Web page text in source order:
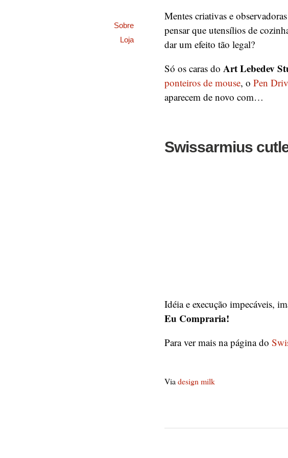
Mentes criativas e
pensar que utensílios de
dar um efeito tão legal?
Só os caras do Art Lebedev
ponteiros de mouse, o Pen
aparecem de novo com…
Swissarmius
Idéia e execução impecáveis,
Eu Compraria!
Para ver mais na página do
Via design milk
Sobre
Loja